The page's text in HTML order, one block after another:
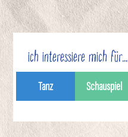
ich interessiere mich für…
Tanz Schauspiel